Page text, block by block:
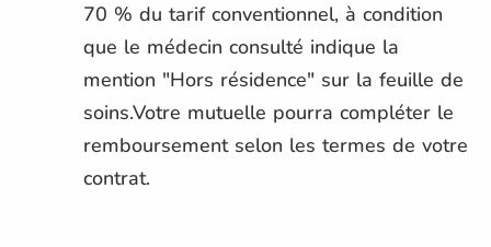
70 % du tarif conventionnel, à condition
que le médecin consulté indique la
mention "Hors résidence" sur la feuille de
soins.Votre mutuelle pourra compléter le
remboursement selon les termes de votre
contrat.